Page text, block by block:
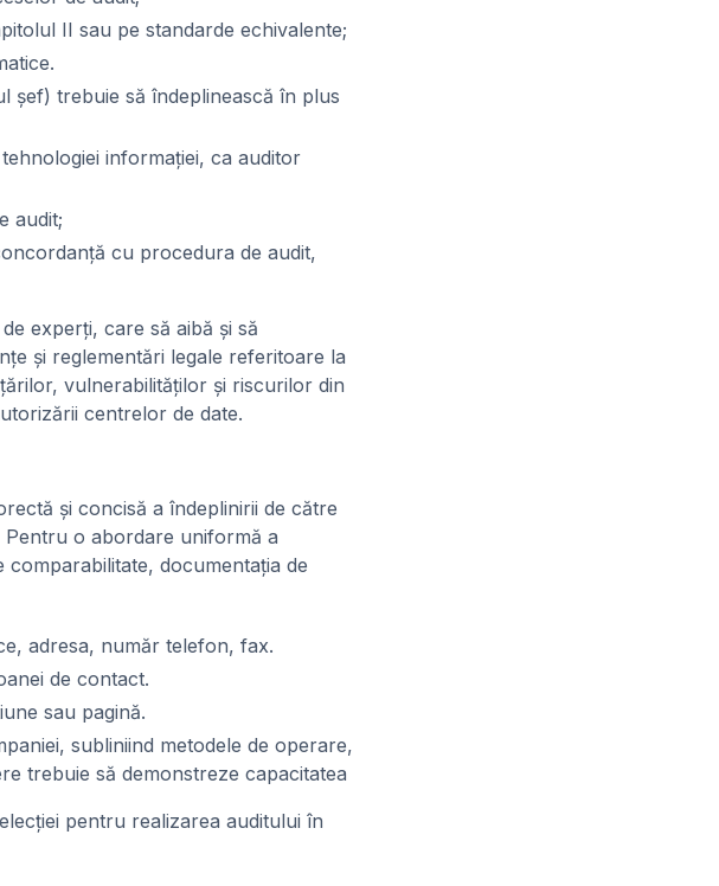
II sau pe standarde echivalente;
şef) trebuie să îndeplinească în plus
informaţiei, ca auditor
audit;
cu procedura de audit,
experţi, care să aibă şi să
şi reglementări legale referitoare la
vulnerabilităţilor şi riscurilor din
centrelor de date.
şi concisă a îndeplinirii de către
o abordare uniformă a
documentaţia de
adresa, număr telefon, fax.
de contact.
sau pagină.
subliniind metodele de operare,
trebuie să demonstreze capacitatea
pentru realizarea auditului în